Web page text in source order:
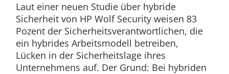
Laut einer neuen Studie über hybride
Sicherheit von HP Wolf Security weisen 83
Pozent der Sicherheitsverantwortlichen, die
ein hybrides Arbeitsmodell betreiben,
Lücken in der Sicherheitslage ihres
Unternehmens auf. Der Grund: Bei hybriden